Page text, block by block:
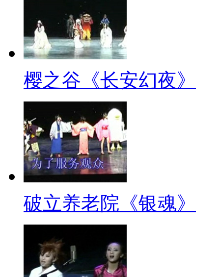
樱之谷《长安幻夜》
破立养老院《银魂》